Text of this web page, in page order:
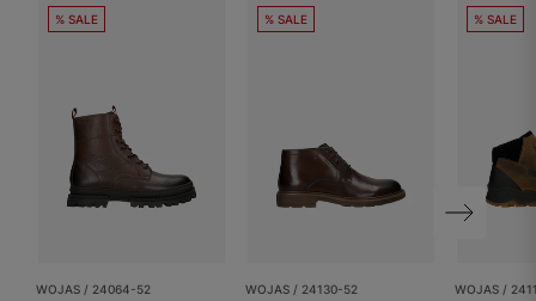
% SALE
WOJAS / 24064-52
% SALE
WOJAS / 24130-52
% SALE
WOJAS /